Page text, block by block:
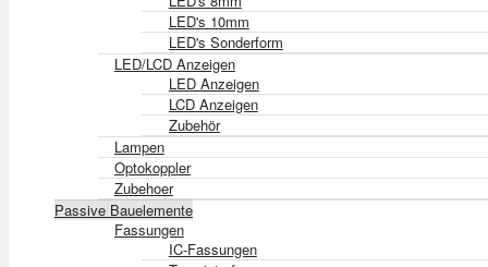
LED's 10mm
LED's Sonderform
LED/LCD Anzeigen
LED Anzeigen
LCD Anzeigen
Zubehör
Lampen
Optokoppler
Zubehoer
Passive Bauelemente
Fassungen
IC-Fassungen